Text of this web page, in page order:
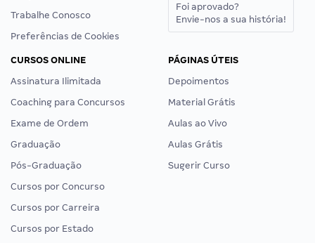
Trabalhe Conosco
Preferências de Cookies
Foi aprovado?
Envie-nos a sua história!
CURSOS ONLINE
Assinatura Ilimitada
Coaching para Concursos
Exame de Ordem
Graduação
Pós-Graduação
Cursos por Concurso
Cursos por Carreira
Cursos por Estado
PÁGINAS ÚTEIS
Depoimentos
Material Grátis
Aulas ao Vivo
Aulas Grátis
Sugerir Curso